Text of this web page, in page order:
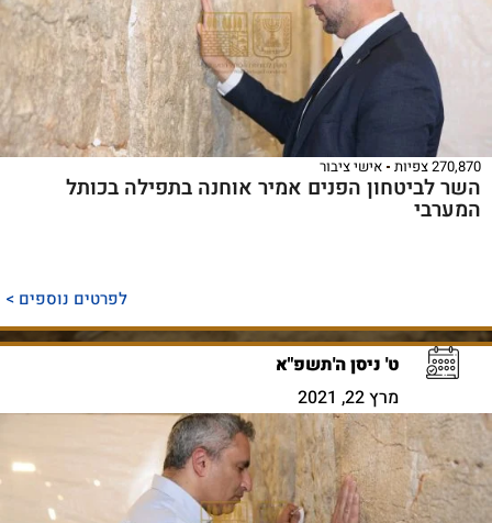
270,870 צפיות אישי ציבור
השר לביטחון הפנים אמיר אוחנה בתפילה בכותל
המערבי
לפרטים נוספים >
ט' ניסן ה'תשפ"א
מרץ 22, 2021